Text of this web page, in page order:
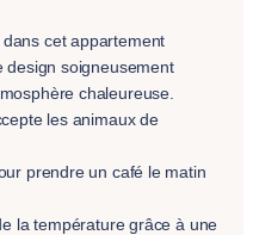
cet appartement
design soigneusement
chaleureuse.
les animaux de
prendre un café le matin
la température grâce à une